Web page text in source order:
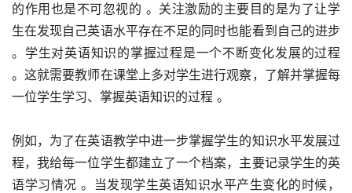
的作用也是不可忽视的 。关注激励的主要目的是为了让学
生在发现自己英语水平存在不足的同时也能看到自己的进步
。学生对英语知识的掌握过程是一个不断变化发展的过程
。这就需要教师在课堂上多对学生进行观察，了解并掌握每
一位学生学习、掌握英语知识的过程 。
例如，为了在英语教学中进一步掌握学生的知识水平发展过
程，我给每一位学生都建立了一个档案，主要记录学生的英
语学习情况 。当发现学生英语知识水平产生变化的时候，